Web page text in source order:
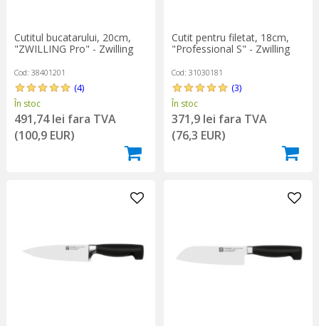
Cutitul bucatarului, 20cm,
"ZWILLING Pro" - Zwilling
Cod: 38401201
(4)
În stoc
491,74 lei fara TVA
(100,9 EUR)
Cutit pentru filetat, 18cm,
"Professional S" - Zwilling
Cod: 31030181
(3)
În stoc
371,9 lei fara TVA
(76,3 EUR)